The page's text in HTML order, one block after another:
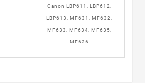
Canon LBP611, LBP612,
LBP613, MF631, MF632,
MF633, MF634, MF635,
MF636